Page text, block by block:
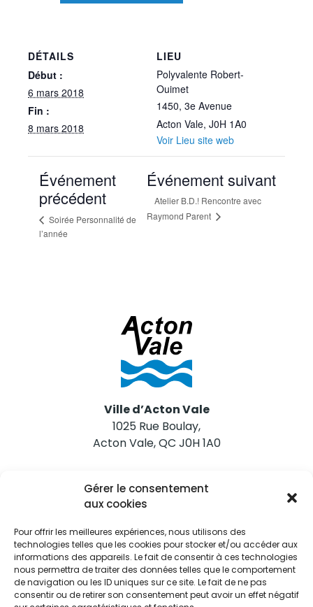
Gérer le consentement
aux cookies
Pour offrir les meilleures expériences, nous utilisons des
technologies telles que les cookies pour stocker et/ou accéder aux
informations des appareils. Le fait de consentir à ces technologies
nous permettra de traiter des données telles que le comportement
de navigation ou les ID uniques sur ce site. Le fait de ne pas
consentir ou de retirer son consentement peut avoir un effet négatif
DÉTAILS
Début :
6 mars 2018
Fin :
8 mars 2018
LIEU
Polyvalente Robert-
Ouimet
1450, 3e Avenue
Acton Vale, J0H 1A0
Voir Lieu site web
Événement
précédent
Soirée Personnalité de
l’année
Événement suivant
Atelier B.D.! Rencontre avec
Raymond Parent
Ville d’Acton Vale
1025 Rue Boulay,
Acton Vale, QC J0H 1A0
Nous joindre
Tél. 450 546-2703
Restez informés